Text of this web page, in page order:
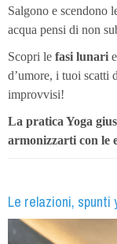
Salgono e scendono
acqua pensi di non
Scopri le fasi lunari
d’umore, i tuoi scatti
improvvisi!
La pratica Yoga
armonizzarti con le
Le relazioni, spunti